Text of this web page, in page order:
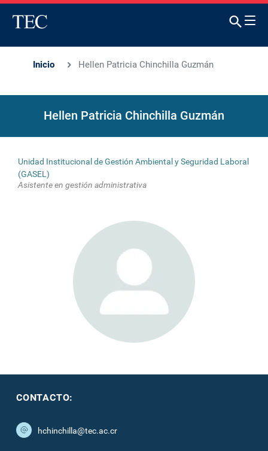
Inicio Hellen Patricia Chinchilla Guzmán
Hellen Patricia Chinchilla Guzmán
Unidad Institucional de Gestión Ambiental y Seguridad Laboral
(GASEL)
Asistente en gestión administrativa
CONTACTO:
hchinchilla@tec.ac.cr